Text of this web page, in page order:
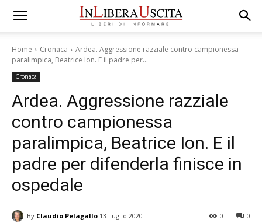
Home Cronaca
Ardea. Aggressione razziale contro campionessa
paralimpica, Beatrice Ion. E il padre per...
Cronaca
Ardea. Aggressione razziale
contro campionessa
paralimpica, Beatrice Ion. E il
padre per difenderla finisce in
ospedale
By Claudio Pelagallo 13 Luglio 2020 0
0